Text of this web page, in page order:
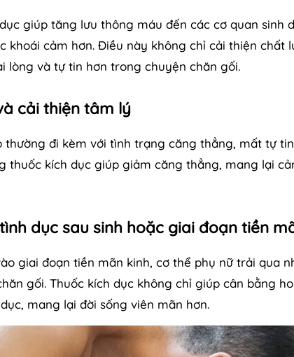
giúp tăng lưu thông máu đến các cơ quan sinh
khoái cảm hơn. Điều này không chỉ cải thiện chất
lòng và tự tin hơn trong chuyện chăn gối.
cải thiện tâm lý
thường đi kèm với tình trạng căng thẳng, mất tự
thuốc kích dục giúp giảm căng thẳng, mang lại
dục sau sinh hoặc giai đoạn tiền
giai đoạn tiền mãn kinh, cơ thể phụ nữ trải qua
gối. Thuốc kích dục không chỉ giúp cân bằng
mang lại đời sống viên mãn hơn.